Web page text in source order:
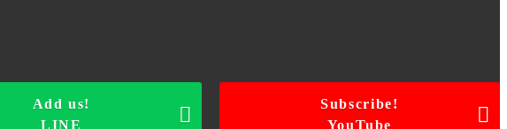
Add us!
LINE

Subscribe!
YouTube
